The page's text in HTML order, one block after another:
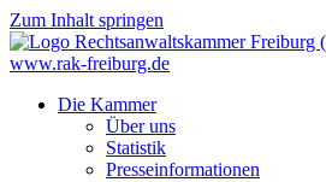
Zum Inhalt springen
Die Kammer
Über uns
Statistik
Presseinformationen